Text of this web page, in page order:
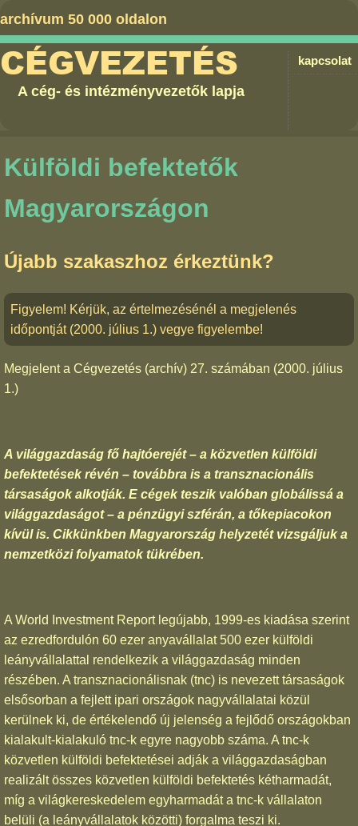
archívum 50 000 oldalon
kapcsolat
CÉGVEZETÉS
A cég- és intézményvezetők lapja
Külföldi befektetők
Magyarországon
Újabb szakaszhoz érkeztünk?
Figyelem! Kérjük, az értelmezésénél a megjelenés
időpontját (2000. július 1.) vegye figyelembe!
Megjelent a Cégvezetés (archív) 27. számában (2000. július
1.)
A világgazdaság fő hajtóerejét – a közvetlen külföldi
befektetések révén – továbbra is a transznacionális
társaságok alkotják. E cégek teszik valóban globálissá a
világgazdaságot – a pénzügyi szférán, a tőkepiacokon
kívül is. Cikkünkben Magyarország helyzetét vizsgáljuk a
nemzetközi folyamatok tükrében.
A World Investment Report legújabb, 1999-es kiadása szerint
az ezredfordulón 60 ezer anyavállalat 500 ezer külföldi
leányvállalattal rendelkezik a világgazdaság minden
részében. A transznacionálisnak (tnc) is nevezett társaságok
elsősorban a fejlett ipari országok nagyvállalatai közül
kerülnek ki, de értékelendő új jelenség a fejlődő országokban
kialakult-kialakuló tnc-k egyre nagyobb száma. A tnc-k
közvetlen külföldi befektetései adják a világgazdaságban
realizált összes közvetlen külföldi befektetés kétharmadát,
míg a világkereskedelem egyharmadát a tnc-k vállalaton
belüli (a leányvállalatok közötti) forgalma teszi ki.